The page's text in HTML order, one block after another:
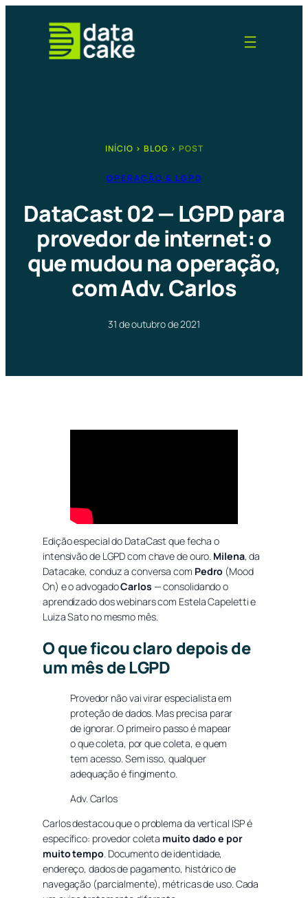
INÍCIO › BLOG › POST
OPERAÇÃO & LGPD
DataCast 02 — LGPD para
provedor de internet: o
que mudou na operação,
com Adv. Carlos
31 de outubro de 2021
Edição especial do DataCast que fecha o
intensivão de LGPD com chave de ouro. Milena, da
Datacake, conduz a conversa com Pedro (Mood
On) e o advogadoCarlos — consolidando o
aprendizado dos webinars com Estela Capeletti e
Luiza Sato no mesmo mês.
O que ficou claro depois de
um mês de LGPD
Provedor não vai virar especialista em
proteção de dados. Mas precisa parar
de ignorar. O primeiro passo é mapear
o que coleta, por que coleta, e quem
tem acesso. Sem isso, qualquer
adequação é fingimento.
Adv. Carlos
Carlos destacou que o problema da vertical ISP é
específico: provedor coleta muito dado e por
muito tempo. Documento de identidade,
endereço, dados de pagamento, histórico de
navegação (parcialmente), métricas de uso. Cada